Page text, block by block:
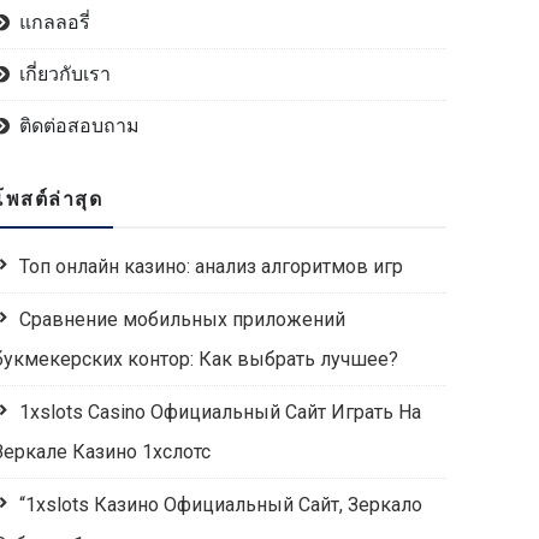
แกลลอรี่
เกี่ยวกับเรา
ติดต่อสอบถาม
พสต์ล่าสุด
Топ онлайн казино: анализ алгоритмов игр
Сравнение мобильных приложений
контор: Как выбрать лучшее?
1xslots Casino Официальный Сайт Играть На
Казино 1хслотс
“1xslots Казино Официальный Сайт, Зеркало